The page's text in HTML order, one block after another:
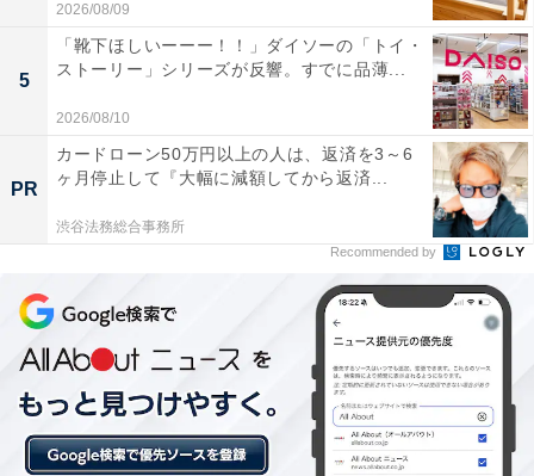
楽天トラベルの「新春フェア」とは？
楽天トラベルでは、2025年12月22日10:00～2026年1月9
日23:59の期間で「新春フェア」を開催中。国内宿泊が最
大15％オフになるほか、遊び・体験、楽パック（交通＋
宿）、レンタカー、高速バスもお得に予約できます。ク
ーポンはどれも枚数限定なので、気になる人は早めにチ
ェックしてくださいね。
楽天トラベルで新春フェアを見る
2026/08/09
5
「靴下ほしいーーー！！」ダイソーの「トイ・
ストーリー」シリーズが反響。すでに品薄...
2026/08/10
PR
カードローン50万円以上の人は、返済を3～6
ヶ月停止して『大幅に減額してから返済...
渋谷法務総合事務所
Recommended by